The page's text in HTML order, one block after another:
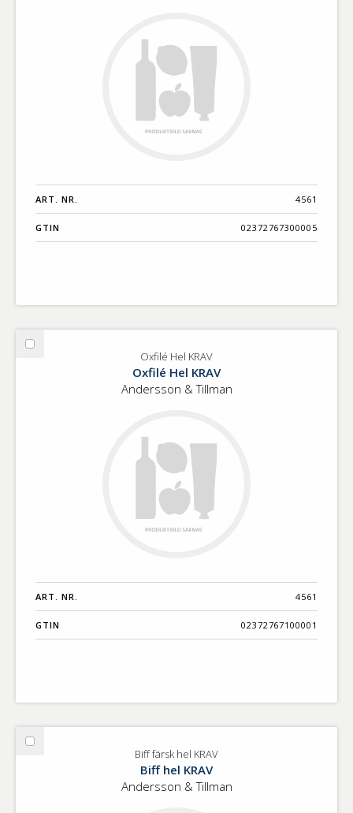
ART. NR. 4561
GTIN 02372767300005
Välj
Oxfilé Hel KRAV
Oxfilé Hel KRAV
Andersson & Tillman
ART. NR. 4561
GTIN 02372767100001
Välj
Biff färsk hel KRAV
Biff hel KRAV
Andersson & Tillman